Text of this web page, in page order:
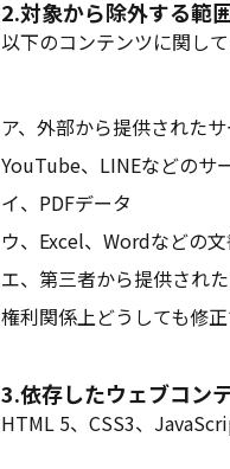
2.対象から除外する範
以下のコンテンツに関し
ア、外部から提供された
YouTube、LINEなどのサ
イ、PDFデータ
ウ、Excel、Wordなどの
エ、第三者から提供され
権利関係上どうしても修
3.依存したウェブコン
HTML 5、CSS3、